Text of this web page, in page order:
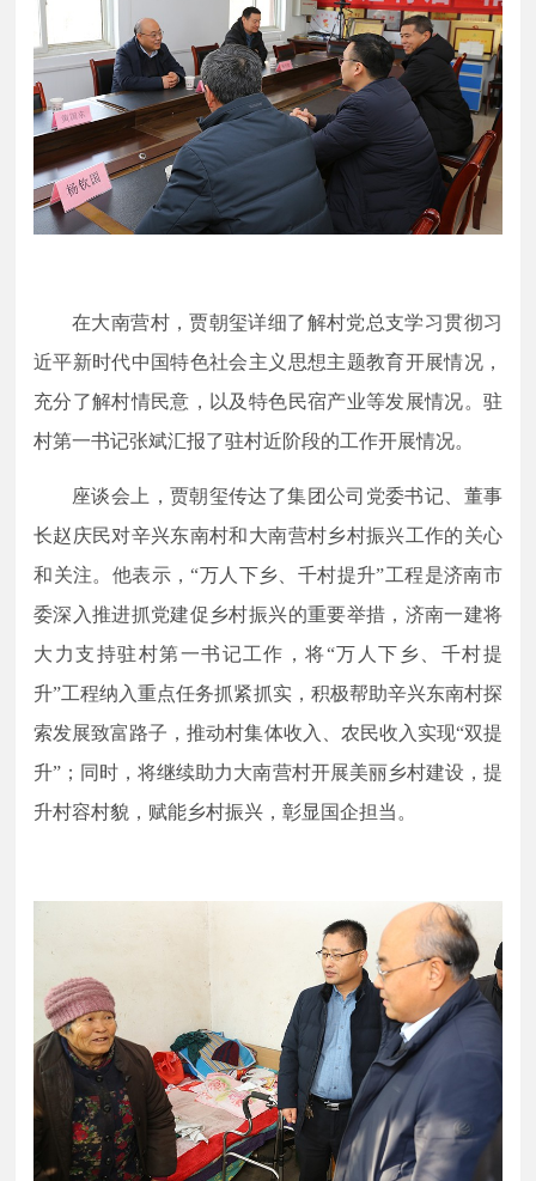
在大南营村，贾朝玺详细了解村党总支学习贯彻习
近平新时代中国特色社会主义思想主题教育开展情况，
充分了解村情民意，以及特色民宿产业等发展情况。驻
村第一书记张斌汇报了驻村近阶段的工作开展情况。
座谈会上，贾朝玺传达了集团公司党委书记、董事
长赵庆民对辛兴东南村和大南营村乡村振兴工作的关心
和关注。他表示，“万人下乡、千村提升”工程是济南市
委深入推进抓党建促乡村振兴的重要举措，济南一建将
大力支持驻村第一书记工作，将“万人下乡、千村提
升”工程纳入重点任务抓紧抓实，积极帮助辛兴东南村探
索发展致富路子，推动村集体收入、农民收入实现“双提
升”；同时，将继续助力大南营村开展美丽乡村建设，提
升村容村貌，赋能乡村振兴，彰显国企担当。